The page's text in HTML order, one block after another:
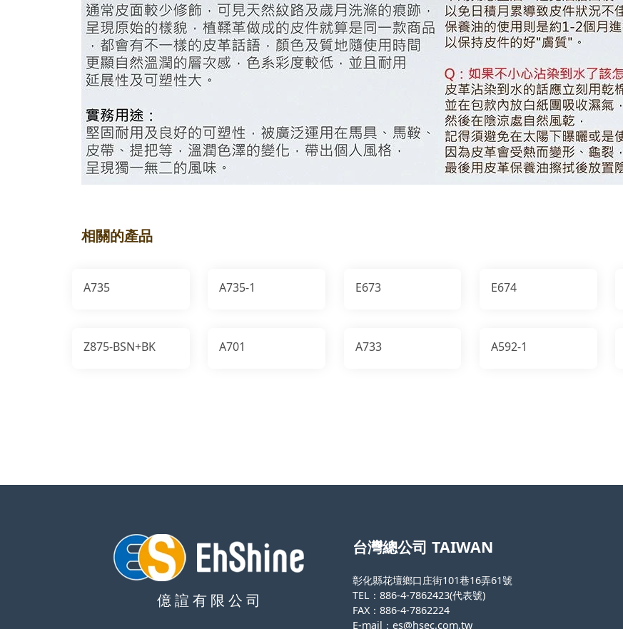
相關的產品
A735 A735-1 E673 E674
Z875-BSN+BK A701 A733 A592-1
億 諠 有 限 公 司
台灣總公司 TAIWAN
彰化縣花壇鄉口庄街101巷16弄61號
TEL：886-4-7862423(代表號)
FAX：886-4-7862224
E-mail： es@hsec.com.tw